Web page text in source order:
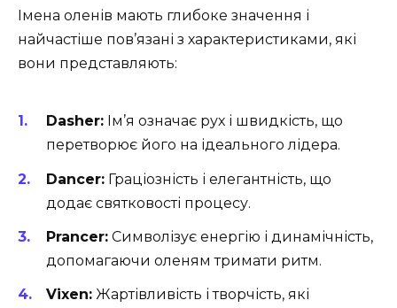
Імена оленів мають глибоке значення і
найчастіше пов’язані з характеристиками, які
вони представляють:
Dasher: Ім’я означає рух і швидкість, що
перетворює його на ідеального лідера.
Dancer: Граціозність і елегантність, що
додає святковості процесу.
Prancer: Символізує енергію і динамічність,
допомагаючи оленям тримати ритм.
Vixen: Жартівливість і творчість, які